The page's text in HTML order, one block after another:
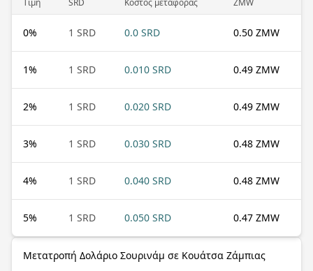
Τιμή SRD Κόστος μεταφοράς ZMW
0% 1 SRD 0.0 SRD 0.50 ZMW
1% 1 SRD 0.010 SRD 0.49 ZMW
2% 1 SRD 0.020 SRD 0.49 ZMW
3% 1 SRD 0.030 SRD 0.48 ZMW
4% 1 SRD 0.040 SRD 0.48 ZMW
5% 1 SRD 0.050 SRD 0.47 ZMW
Μετατροπή Δολάριο Σουρινάμ σε Κουάτσα Ζάμπιας